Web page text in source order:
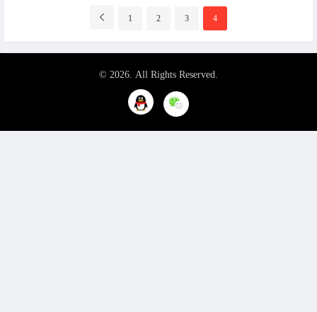
导
1 2 3 4
© 2026. All Rights Reserved.